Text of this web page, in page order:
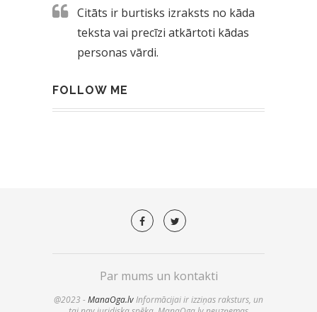
Citāts ir burtisks izraksts no kāda
teksta vai precīzi atkārtoti kādas
personas vārdi.
FOLLOW ME
Par mums un kontakti
@2023 - ManaOga.lvInformācijai ir izziņas raksturs, un